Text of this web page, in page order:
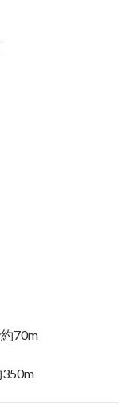
70m